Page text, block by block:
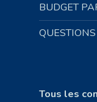
BUDGET
Tous les